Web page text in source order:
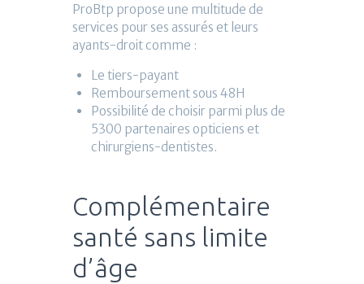
ProBtp propose une multitude de
services pour ses assurés et leurs
ayants-droit comme :
Le tiers-payant
Remboursement sous 48H
Possibilité de choisir parmi plus de
5300 partenaires opticiens et
chirurgiens-dentistes.
Complémentaire
santé sans limite
d’âge